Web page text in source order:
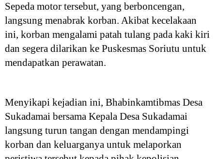
Sepeda motor tersebut, yang berboncengan,
langsung menabrak korban. Akibat kecelakaan
ini, korban mengalami patah tulang pada kaki kiri
dan segera dilarikan ke Puskesmas Soriutu untuk
mendapatkan perawatan.
Menyikapi kejadian ini, Bhabinkamtibmas Desa
Sukadamai bersama Kepala Desa Sukadamai
langsung turun tangan dengan mendampingi
korban dan keluarganya untuk melaporkan